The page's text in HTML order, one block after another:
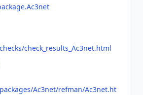
check_results_Ac3net.html
Ac3net/refman/Ac3net.ht